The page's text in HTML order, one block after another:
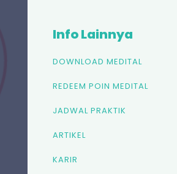
Info Lainnya
DOWNLOAD MEDITAL
REDEEM POIN MEDITAL
JADWAL PRAKTIK
ARTIKEL
KARIR